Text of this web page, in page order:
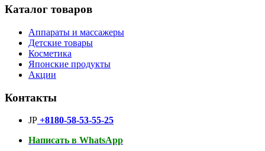
Каталог товаров
Аппараты и массажеры
Детские товары
Косметика
Японские продукты
Акции
Контакты
JP +8180-58-53-55-25
Написать в WhatsApp